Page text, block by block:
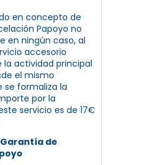
en concepto de
Papoyo no
en ningún caso, al
accesorio
actividad principal
el mismo
formaliza la
por la
servicio es de 17€
de